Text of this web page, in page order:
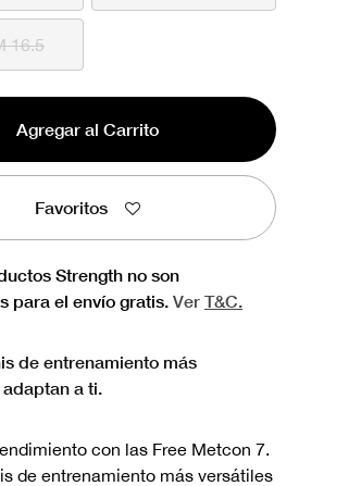
16.5
Agregar al Carrito
Favoritos
Strength no son
para el envío gratis. Ver T&C.
de entrenamiento más
a ti.
con las Free Metcon 7.
de entrenamiento más versátiles